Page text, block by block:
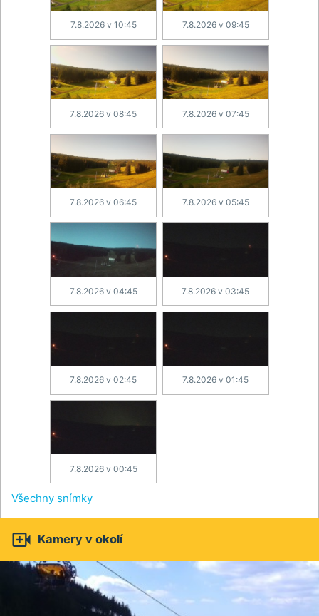
7.8.2026 v 10:45 7.8.2026 v 09:45
7.8.2026 v 08:45 7.8.2026 v 07:45
7.8.2026 v 06:45 7.8.2026 v 05:45
7.8.2026 v 04:45 7.8.2026 v 03:45
7.8.2026 v 02:45 7.8.2026 v 01:45
7.8.2026 v 00:45
Všechny snímky
 Kamery v okolí